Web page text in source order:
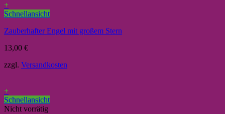
+
Schnellansicht
Zauberhafter Engel mit großem Stern
13,00 €
zzgl. Versandkosten
+
Schnellansicht
Nicht vorrätig